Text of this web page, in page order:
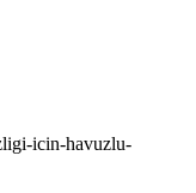
icin-havuzlu-